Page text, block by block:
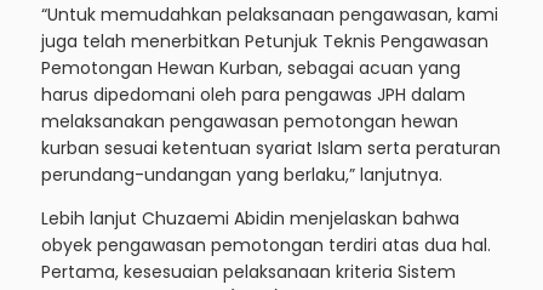
“Untuk memudahkan pelaksanaan pengawasan, kami
juga telah menerbitkan Petunjuk Teknis Pengawasan
Pemotongan Hewan Kurban, sebagai acuan yang
harus dipedomani oleh para pengawas JPH dalam
melaksanakan pengawasan pemotongan hewan
kurban sesuai ketentuan syariat Islam serta peraturan
perundang-undangan yang berlaku,” lanjutnya.
Lebih lanjut Chuzaemi Abidin menjelaskan bahwa
obyek pengawasan pemotongan terdiri atas dua hal.
Pertama, kesesuaian pelaksanaan kriteria Sistem